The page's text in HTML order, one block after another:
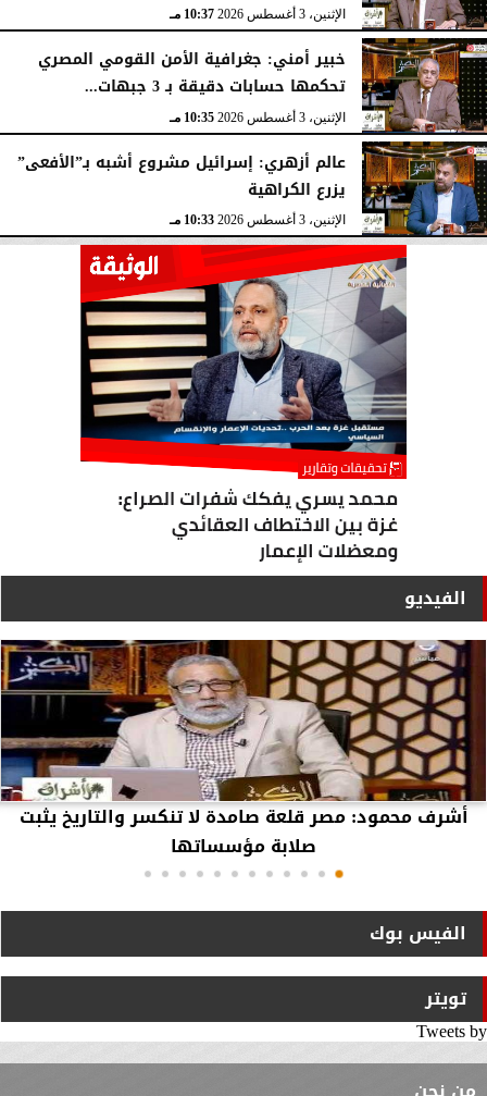
الإثنين، 3 أغسطس 2026 10:37 مـ
خبير أمني: جغرافية الأمن القومي المصري
تحكمها حسابات دقيقة بـ 3 جبهات...
الإثنين، 3 أغسطس 2026 10:35 مـ
عالم أزهري: إسرائيل مشروع أشبه بـ”الأفعى”
يزرع الكراهية
الإثنين، 3 أغسطس 2026 10:33 مـ
الفيديو
أشرف محمود: مصر قلعة صامدة لا تنكسر والتاريخ يثبت
صلابة مؤسساتها
الفيس بوك
تويتر
Tweets by